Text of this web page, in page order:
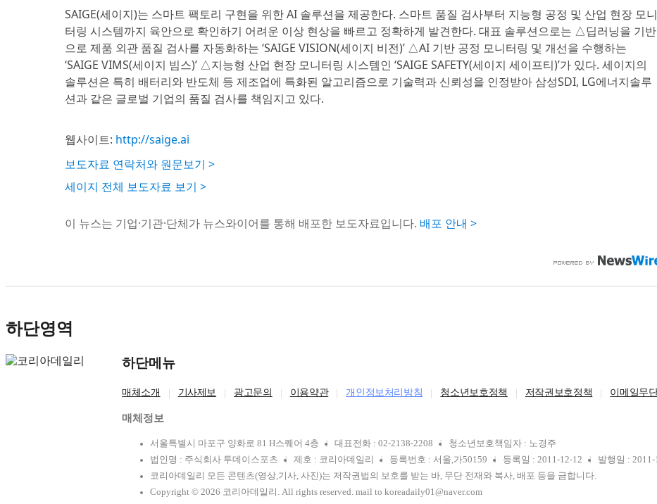
SAIGE(세이지)는 스마트 팩토리 구현을 위한 AI 솔루션을 제공한다. 스마트 품질 검사부터 지능형 공정 및 산업 현장 모니
터링 시스템까지 육안으로 확인하기 어려운 이상 현상을 빠르고 정확하게 발견한다. 대표 솔루션으로는 △딥러닝을 기반
으로 제품 외관 품질 검사를 자동화하는 ‘SAIGE VISION(세이지 비전)’ △AI 기반 공정 모니터링 및 개선을 수행하는
‘SAIGE VIMS(세이지 빔스)’ △지능형 산업 현장 모니터링 시스템인 ‘SAIGE SAFETY(세이지 세이프티)’가 있다. 세이지의
솔루션은 특히 배터리와 반도체 등 제조업에 특화된 알고리즘으로 기술력과 신뢰성을 인정받아 삼성SDI, LG에너지솔루
션과 같은 글로벌 기업의 품질 검사를 책임지고 있다.
웹사이트: http://saige.ai
보도자료 연락처와 원문보기 >
세이지 전체 보도자료 보기 >
이 뉴스는 기업·기관·단체가 뉴스와이어를 통해 배포한 보도자료입니다. 배포 안내 >